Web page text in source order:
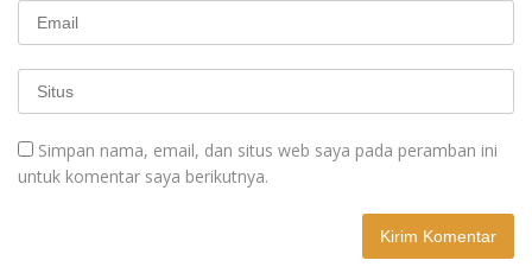
Simpan nama, email, dan situs web saya pada peramban ini
untuk komentar saya berikutnya.